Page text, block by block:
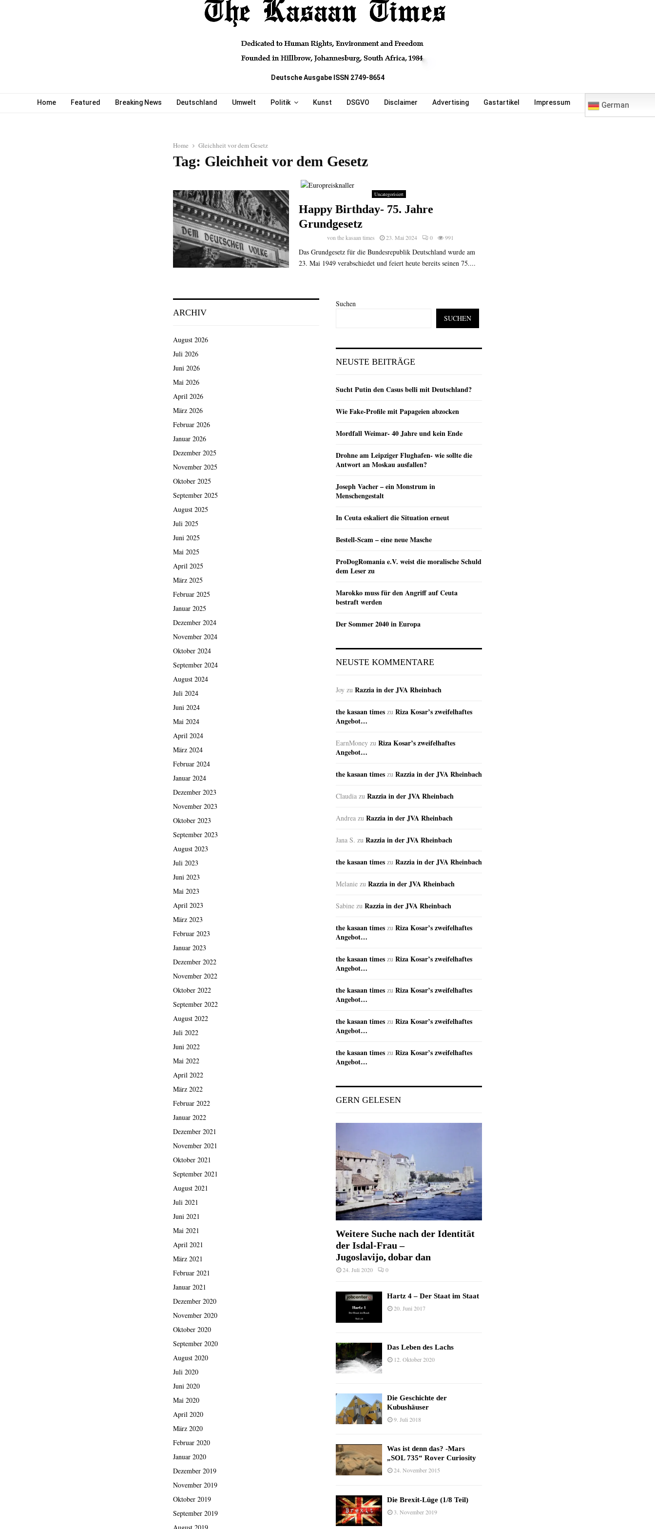
Deutsche Ausgabe ISSN 2749-8654
Home Featured Breaking News Deutschland Umwelt Politik Kunst DSGVO Disclaimer Advertising Gastartikel Impressum German
Home Gleichheit vor dem Gesetz
Tag: Gleichheit vor dem Gesetz
Uncategorisiert
Happy Birthday- 75. Jahre
Grundgesetz
vonthe kasaan times 23. Mai 2024 0 991
Das Grundgesetz für die Bundesrepublik Deutschland wurde am
23. Mai 1949 verabschiedet und feiert heute bereits seinen 75....
ARCHIV
August 2026
Juli 2026
Juni 2026
Mai 2026
April 2026
März 2026
Februar 2026
Januar 2026
Dezember 2025
November 2025
Oktober 2025
September 2025
August 2025
Juli 2025
Juni 2025
Mai 2025
April 2025
März 2025
Februar 2025
Januar 2025
Dezember 2024
November 2024
Oktober 2024
September 2024
August 2024
Juli 2024
Juni 2024
Mai 2024
April 2024
März 2024
Februar 2024
Januar 2024
Dezember 2023
November 2023
Oktober 2023
September 2023
August 2023
Juli 2023
Juni 2023
Mai 2023
April 2023
März 2023
Februar 2023
Januar 2023
Dezember 2022
November 2022
Oktober 2022
September 2022
August 2022
Juli 2022
Juni 2022
Mai 2022
April 2022
März 2022
Februar 2022
Januar 2022
Dezember 2021
November 2021
Oktober 2021
September 2021
August 2021
Juli 2021
Juni 2021
Mai 2021
April 2021
März 2021
Februar 2021
Januar 2021
Dezember 2020
November 2020
Oktober 2020
September 2020
August 2020
Juli 2020
Juni 2020
Mai 2020
April 2020
März 2020
Februar 2020
Januar 2020
Dezember 2019
November 2019
Oktober 2019
September 2019
Suchen
SUCHEN
NEUSTE BEITRÄGE
Sucht Putin den Casus belli mit Deutschland?
Wie Fake-Profile mit Papageien abzocken
Mordfall Weimar- 40 Jahre und kein Ende
Drohne am Leipziger Flughafen- wie sollte die
Antwort an Moskau ausfallen?
Joseph Vacher – ein Monstrum in
Menschengestalt
In Ceuta eskaliert die Situation erneut
Bestell-Scam – eine neue Masche
ProDogRomania e.V. weist die moralische Schuld
dem Leser zu
Marokko muss für den Angriff auf Ceuta
bestraft werden
Der Sommer 2040 in Europa
NEUSTE KOMMENTARE
Joy zu Razzia in der JVA Rheinbach
the kasaan times zu Riza Kosar’s zweifelhaftes
Angebot…
EarnMoney zu Riza Kosar’s zweifelhaftes
Angebot…
the kasaan times zu Razzia in der JVA Rheinbach
Claudia zu Razzia in der JVA Rheinbach
Andrea zu Razzia in der JVA Rheinbach
Jana S. zu Razzia in der JVA Rheinbach
the kasaan times zu Razzia in der JVA Rheinbach
Melanie zu Razzia in der JVA Rheinbach
Sabine zu Razzia in der JVA Rheinbach
the kasaan times zu Riza Kosar’s zweifelhaftes
Angebot…
the kasaan times zu Riza Kosar’s zweifelhaftes
Angebot…
the kasaan times zu Riza Kosar’s zweifelhaftes
Angebot…
the kasaan times zu Riza Kosar’s zweifelhaftes
Angebot…
the kasaan times zu Riza Kosar’s zweifelhaftes
Angebot…
GERN GELESEN
Weitere Suche nach der Identität
der Isdal-Frau –
Jugoslavijo, dobar dan
24. Juli 2020 0
Hartz 4 – Der Staat im Staat
20. Juni 2017
Das Leben des Lachs
12. Oktober 2020
Die Geschichte der
Kubushäuser
9. Juli 2018
Was ist denn das? -Mars
„SOL 735“ Rover Curiosity
24. November 2015
Die Brexit-Lüge (1/8 Teil)
3. November 2019